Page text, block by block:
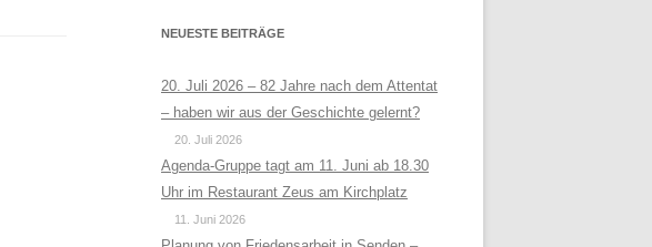
NEUESTE BEITRÄGE
20. Juli 2026 – 82 Jahre nach dem Attentat
– haben wir aus der Geschichte gelernt?
20. Juli 2026
Agenda-Gruppe tagt am 11. Juni ab 18.30
Uhr im Restaurant Zeus am Kirchplatz
11. Juni 2026